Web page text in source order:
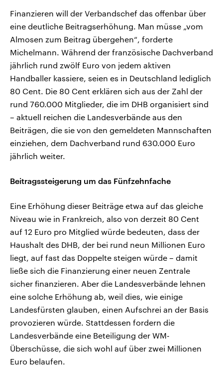
Finanzieren will der Verbandschef das offenbar über
eine deutliche Beitragserhöhung. Man müsse „vom
Almosen zum Beitrag übergehen“, forderte
Michelmann. Während der französische Dachverband
jährlich rund zwölf Euro von jedem aktiven
Handballer kassiere, seien es in Deutschland lediglich
80 Cent. Die 80 Cent erklären sich aus der Zahl der
rund 760.000 Mitglieder, die im DHB organisiert sind
– aktuell reichen die Landesverbände aus den
Beiträgen, die sie von den gemeldeten Mannschaften
einziehen, dem Dachverband rund 630.000 Euro
jährlich weiter.
Beitragssteigerung um das Fünfzehnfache
Eine Erhöhung dieser Beiträge etwa auf das gleiche
Niveau wie in Frankreich, also von derzeit 80 Cent
auf 12 Euro pro Mitglied würde bedeuten, dass der
Haushalt des DHB, der bei rund neun Millionen Euro
liegt, auf fast das Doppelte steigen würde – damit
ließe sich die Finanzierung einer neuen Zentrale
sicher finanzieren. Aber die Landesverbände lehnen
eine solche Erhöhung ab, weil dies, wie einige
Landesfürsten glauben, einen Aufschrei an der Basis
provozieren würde. Stattdessen fordern die
Landesverbände eine Beteiligung der WM-
Überschüsse, die sich wohl auf über zwei Millionen
Euro belaufen.